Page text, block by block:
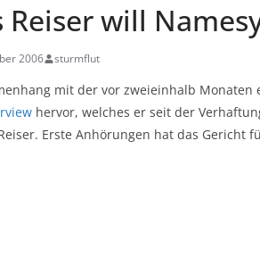
Reiser will
2006 sturmflut
mit der vor zweieinhalb Monaten
hervor, welches er seit der
Erste Anhörungen hat das Gericht